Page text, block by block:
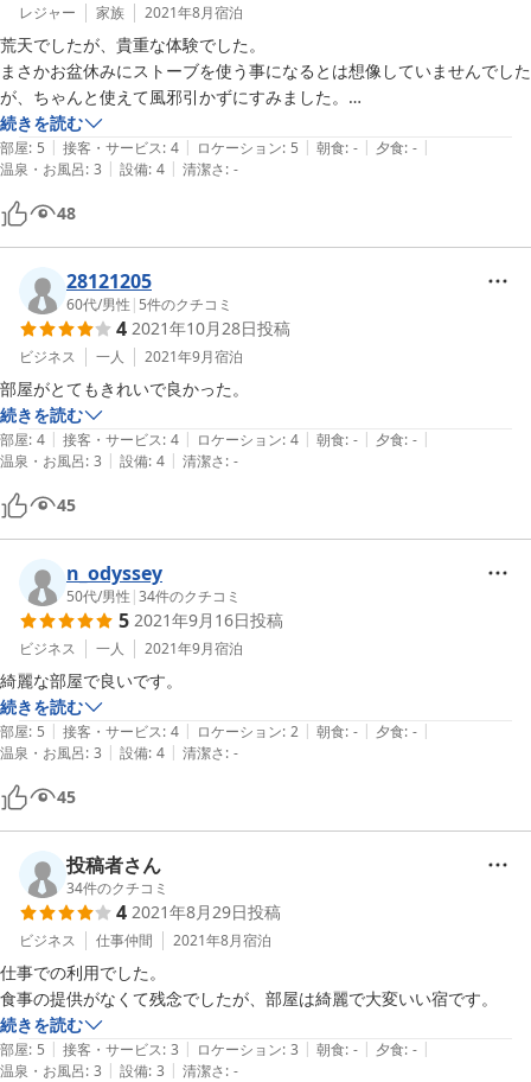
した。
レジャー 家族 2021年8月宿泊
荒天でしたが、貴重な体験でした。
まさかお盆休みにストーブを使う事になるとは想像していませんでした
が、ちゃんと使えて風邪引かずにすみました。
とにかく立地が良くてまさに最北の宿という感じでした。
オーナーの応対も親切で、部屋の広さ雰囲気も申し分ありません。
楽しく滞在させて頂きました。
是非また行きたいです。
続きを読む
部屋: 5 | 接客・サービス: 4 | ロケーション: 5 | 朝食: - | 夕食: - |
温泉・お風呂: 3 | 設備: 4 | 清潔さ: -
48
28121205
60代/男性 | 5件のクチコミ
4 2021年10月28日投稿
ビジネス 一人 2021年9月宿泊
部屋がとてもきれいで良かった。
続きを読む
部屋: 4 | 接客・サービス: 4 | ロケーション: 4 | 朝食: - | 夕食: - |
温泉・お風呂: 3 | 設備: 4 | 清潔さ: -
45
n_odyssey
50代/男性 |34件のクチコミ
5 2021年9月16日投稿
ビジネス 一人 2021年9月宿泊
綺麗な部屋で良いです。
続きを読む
部屋: 5 | 接客・サービス: 4 | ロケーション: 2 | 朝食: - | 夕食: - |
温泉・お風呂: 3 | 設備: 4 | 清潔さ: -
45
投稿者さん
34件のクチコミ
4 2021年8月29日投稿
ビジネス 仕事仲間 2021年8月宿泊
仕事での利用でした。
食事の提供がなくて残念でしたが、部屋は綺麗で大変いい宿です。
続きを読む
部屋: 5 | 接客・サービス: 3 | ロケーション: 3 | 朝食: - | 夕食: - |
温泉・お風呂: 3 | 設備: 3 | 清潔さ: -